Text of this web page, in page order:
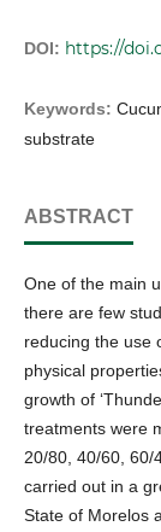
DOI: https://
Keywords:
substrate
ABSTRACT
One of the main
there are few
reducing the use
physical
growth of
treatments were
20/80, 40/60, 60/
carried out in a
State of Morelos